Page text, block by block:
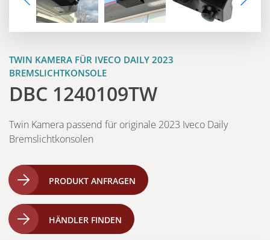
TWIN KAMERA FÜR IVECO DAILY 2023
BREMSLICHTKONSOLE
DBC 1240109TW
Twin Kamera passend für originale 2023 Iveco Daily
Bremslichtkonsolen
PRODUKT ANFRAGEN
HÄNDLER FINDEN